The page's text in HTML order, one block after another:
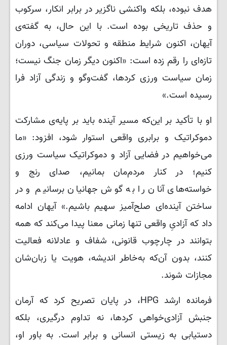
هدف نبوده، بلکه واکنشی ناگزیر در برابر انکار، سرکوب
و حذف تاریخی بوده است. با این حال، به گفته‌ی
آیهان، اکنون شرایط منطقه و تحولات سیاسی، دوران
تازه‌ای را رقم زده است: «اکنون دیگر زمان جنگ نیست؛
زمان سیاست ورزی کردها، گفت‌وگو و زندگی آزاد فرا
رسیده است.»
او با تأکید بر این‌که مسیر آینده باید بر پایه‌ی مشارکت
دموکراتیک و برابری واقعی استوار شود، افزود: «ما
می‌خواهیم در فضایی آزاد و دموکراتیک سیاست ورزی
کنیم؛ در کنار مردم‌مان بمانیم، صدای رنج و
خواسته‌های آنان را به گوش جهانیان برسانیم و در
ساختن آینده‌ای صلح‌آمیز سهیم باشیم.» آیهان ادامه
داد که آزادیِ واقعی تنها زمانی معنا پیدا می‌کند که همه
بتوانند در چارچوب قانونی، شفاف و عادلانه فعالیت
کنند، بدون آن‌که به‌خاطر اندیشه، هویت یا زبان‌شان
مجازات شوند.
فرمانده ارشد HPG، در پایان تصریح کرد که آرمان
جنبش آزادی‌خواهی کردها، نه تداوم درگیری، بلکه
دستیابی به زیستی انسانی و برابر است. به باور او،